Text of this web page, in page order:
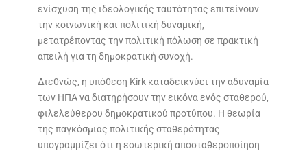
ενίσχυση της ιδεολογικής ταυτότητας επιτείνουν
την κοινωνική και πολιτική δυναμική,
μετατρέποντας την πολιτική πόλωση σε πρακτική
απειλή για τη δημοκρατική συνοχή.
Διεθνώς, η υπόθεση Kirk καταδεικνύει την αδυναμία
των ΗΠΑ να διατηρήσουν την εικόνα ενός σταθερού,
φιλελεύθερου δημοκρατικού προτύπου. Η θεωρία
της παγκόσμιας πολιτικής σταθερότητας
υπογραμμίζει ότι η εσωτερική αποσταθεροποίηση